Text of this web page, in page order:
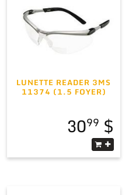
LUNETTE READER 3MS
11374 (1.5 FOYER)
3099